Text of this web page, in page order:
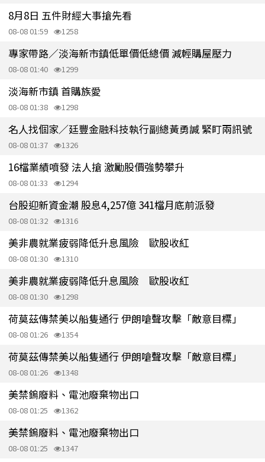
8月8日 五件財經大事搶先看
08-08 01:59 1258
專家帶路／淡海新市鎮低單價低總價 減輕購屋壓力
08-08 01:40 1299
淡海新市鎮 首購族愛
08-08 01:38 1298
名人找個家／廷豐金融科技執行副總黃勇諴 緊盯兩訊號
08-08 01:37 1326
16檔業績噴發 法人搶 激勵股價強勢攀升
08-08 01:33 1294
台股迎新資金潮 股息4,257億 341檔月底前派發
08-08 01:32 1316
美非農就業疲弱降低升息風險 歐股收紅
08-08 01:30 1310
美非農就業疲弱降低升息風險 歐股收紅
08-08 01:30 1298
荷莫茲傳禁美以船隻通行 伊朗嗆聲攻擊「敵意目標」
08-08 01:26 1354
荷莫茲傳禁美以船隻通行 伊朗嗆聲攻擊「敵意目標」
08-08 01:26 1348
美禁鎢廢料、電池廢棄物出口
08-08 01:25 1362
美禁鎢廢料、電池廢棄物出口
08-08 01:25 1347